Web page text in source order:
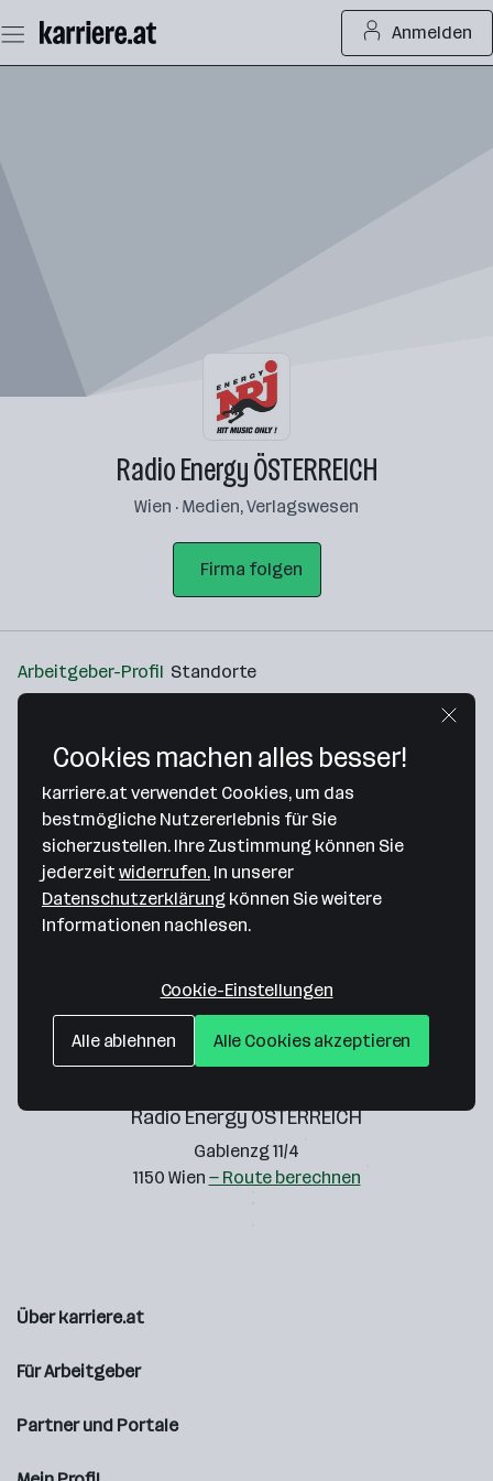
Seiteninhalt
springen
Anmelden
Radio Energy ÖSTERREICH
Wien · Medien, Verlagswesen
Firma folgen
Arbeitgeber-Profil Standorte
Bitte stimme unseren Cookie-
Richtlinien zu, um diese Karte
anzuzeigen.
Radio Energy ÖSTERREICH
Gablenzg 11/4
1150 Wien — Route berechnen
Über karriere.at
Für Arbeitgeber
Partner und Portale
Cookies machen alles besser!
karriere.at verwendet Cookies, um das
bestmögliche Nutzererlebnis für Sie
sicherzustellen. Ihre Zustimmung können Sie
jederzeitwiderrufen. In unserer
Datenschutzerklärung können Sie weitere
Informationen nachlesen.
Cookie-Einstellungen
Alle ablehnen Alle Cookies akzeptieren